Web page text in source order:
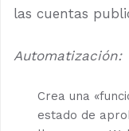
las cuentas
Automatización:
Crea una
estado de